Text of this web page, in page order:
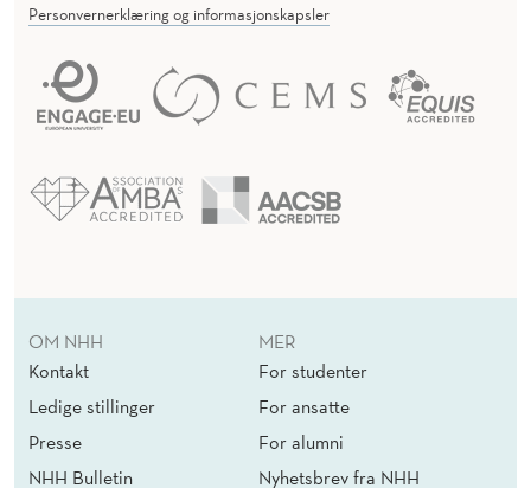
Personvernerklæring og informasjonskapsler
OM NHH
Kontakt
Ledige stillinger
Presse
NHH Bulletin
MER
For studenter
For ansatte
For alumni
Nyhetsbrev fra NHH